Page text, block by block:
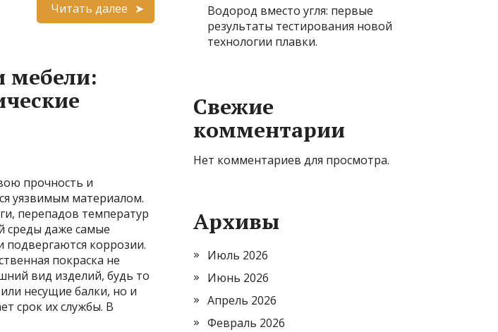
Читать далее
мебели:
прочность и
уязвимым материалом.
перепадов температур
среды даже самые
коррозии.
покраска не
вид изделий, будь то
несущие балки, но и
срок их службы. В
Водород вместо угля: первые
результаты тестирования новой
технологии плавки.
Свежие
комментарии
Нет комментариев для просмотра.
Архивы
Июль 2026
Июнь 2026
Апрель 2026
Февраль 2026